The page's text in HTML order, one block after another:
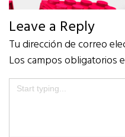
Leave a Reply
Tu dirección de correo
Los campos obligatorios